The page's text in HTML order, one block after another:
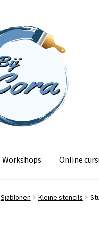
Workshops Online
Sjablonen Kleine stencils